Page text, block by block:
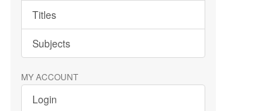
Titles
Subjects
MY ACCOUNT
Login